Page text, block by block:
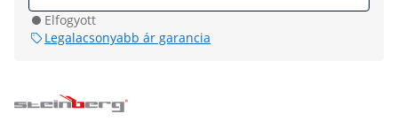
Elfogyott
Legalacsonyabb ár garancia